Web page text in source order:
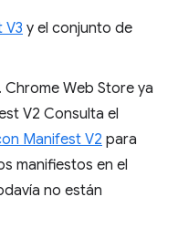
V3 y el conjunto de
Web Store ya
V2 Consulta el
Manifest V2 para
manifiestos en el
no están